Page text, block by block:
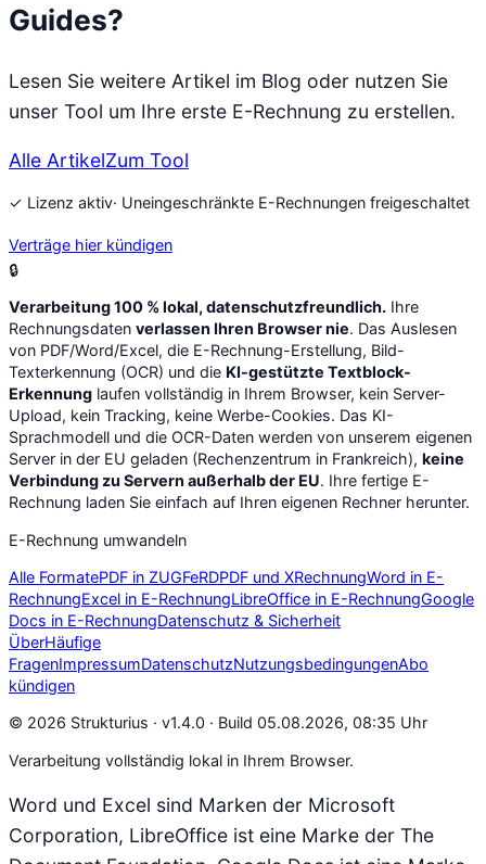
Guides?
Lesen Sie weitere Artikel im Blog oder nutzen Sie
unser Tool um Ihre erste E-Rechnung zu erstellen.
Alle ArtikelZum Tool
✓ Lizenz aktiv· Uneingeschränkte E-Rechnungen freigeschaltet
Verträge hier kündigen
🔒
Verarbeitung 100 % lokal, datenschutzfreundlich. Ihre
Rechnungsdaten verlassen Ihren Browser nie. Das Auslesen
von PDF/Word/Excel, die E-Rechnung-Erstellung, Bild-
Texterkennung (OCR) und die KI-gestützte Textblock-
Erkennung laufen vollständig in Ihrem Browser, kein Server-
Upload, kein Tracking, keine Werbe-Cookies. Das KI-
Sprachmodell und die OCR-Daten werden von unserem eigenen
Server in der EU geladen (Rechenzentrum in Frankreich), keine
Verbindung zu Servern außerhalb der EU. Ihre fertige E-
Rechnung laden Sie einfach auf Ihren eigenen Rechner herunter.
E-Rechnung umwandeln
Alle FormatePDF in ZUGFeRDPDF und XRechnungWord in E-
RechnungExcel in E-RechnungLibreOffice in E-RechnungGoogle
Docs in E-RechnungDatenschutz & Sicherheit
ÜberHäufige
FragenImpressumDatenschutzNutzungsbedingungenAbo
kündigen
© 2026 Strukturius · v1.4.0 · Build 05.08.2026, 08:35 Uhr
Verarbeitung vollständig lokal in Ihrem Browser.
Word und Excel sind Marken der Microsoft
Corporation, LibreOffice ist eine Marke der The